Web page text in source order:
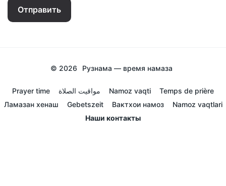
Отправить
© 2026 Рузнама — время намаза
Prayer time مواقيت الصلاة Namoz vaqti
Temps de prière
Ламазан хенаш
Gebetszeit Вактхои намоз
Namoz vaqtlari
Наши контакты